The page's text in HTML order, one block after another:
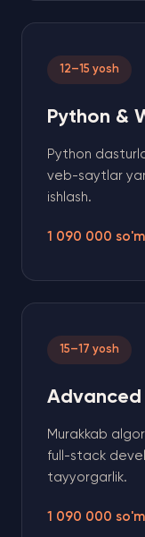
12–15 yosh
Python &
Python
veb-saytlar
ishlash.
1 090 000
15–17 yosh
Advanced
Murakkab
full-stack
tayyorgarlik.
1 090 000